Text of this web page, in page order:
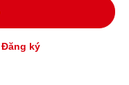
Đăng ký